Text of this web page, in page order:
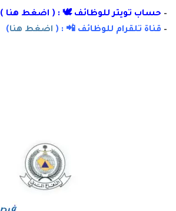
– حساب تويتر للوظائف 🕊 : ( اضغط هنا )
– قناة تلقرام للوظائف 📲 : ( اضغط هنا)